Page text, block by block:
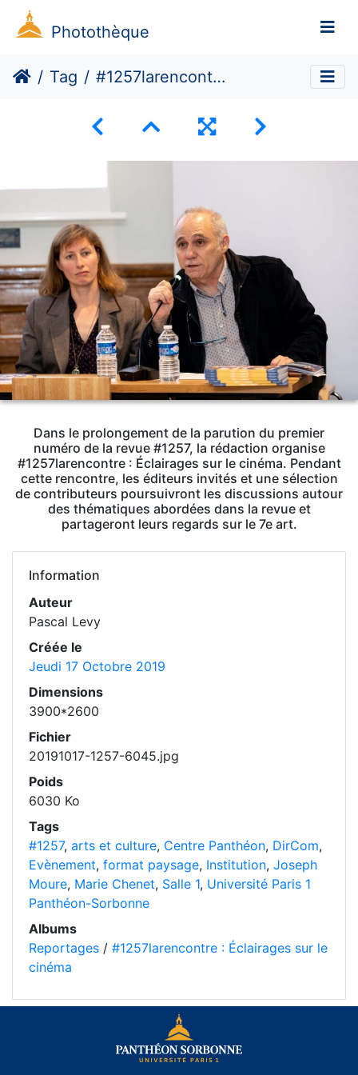
Photothèque
Tag #1257larencontre : Éclairages sur le cinéma
Dans le prolongement de la parution du premier
numéro de la revue #1257, la rédaction organise
#1257larencontre : Éclairages sur le cinéma. Pendant
cette rencontre, les éditeurs invités et une sélection
de contributeurs poursuivront les discussions autour
des thématiques abordées dans la revue et
partageront leurs regards sur le 7e art.
Information
Auteur
Pascal Levy
Créée le
Jeudi 17 Octobre 2019
Dimensions
3900*2600
Fichier
20191017-1257-6045.jpg
Poids
6030 Ko
Tags
#1257, arts et culture, Centre Panthéon, DirCom,
Evènement, format paysage, Institution, Joseph
Moure, Marie Chenet, Salle 1, Université Paris 1
Panthéon-Sorbonne
Albums
Reportages / #1257larencontre : Éclairages sur le
cinéma